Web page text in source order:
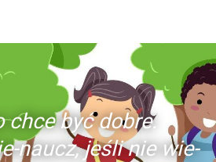
chce być dobre.
naucz, jeśli nie wie-